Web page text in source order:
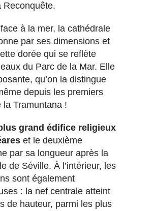
Reconquête.
à la mer, la cathédrale
par ses dimensions et
dorée qui se reflète
du Parc de la Mar. Elle
qu’on la distingue
depuis les premiers
la Tramuntana !
grand édifice religieux
et le deuxième
par sa longueur après la
de Séville. À l’intérieur, les
sont également
: la nef centrale atteint
de hauteur, parmi les plus